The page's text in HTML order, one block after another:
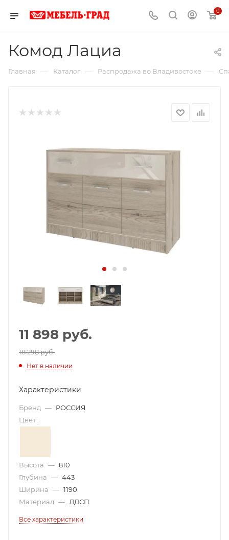
0
Комод Лациа
Главная — Каталог — Распродажа во Владивостоке —
11 898 руб.
18 298 руб.
Нет в наличии
Характеристики
Бренд — РОССИЯ
Цвет :
Высота — 810
Глубина — 443
Ширина — 1190
Материал — ЛДСП
Все характеристики